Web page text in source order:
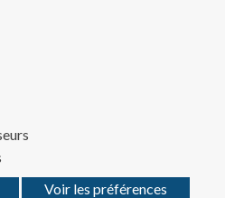
Voir les préférences